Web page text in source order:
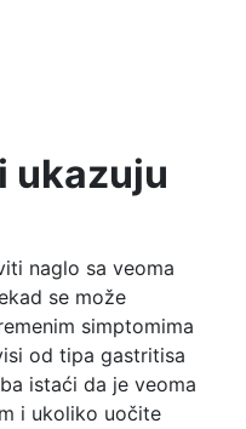
ukazuju
naglo sa veoma
se može
simptomima
od tipa gastritisa
istaći da je veoma
i ukoliko uočite